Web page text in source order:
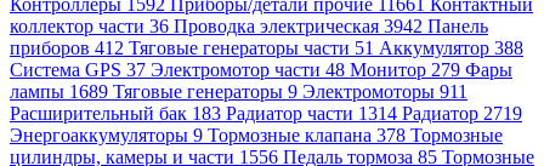
Контроллеры 1592 Приборы/детали прочие 11661 Контактный
коллектор части 36 Проводка электрическая 3942 Панель
приборов 412 Тяговые генераторы части 51 Аккумулятор 388
Система GPS 37 Электромотор части 48 Монитор 279 Фары
лампы 1689 Тяговые генераторы 9 Электромоторы 911
Расширительный бак 183 Радиатор части 1314 Радиатор 2719
Энергоаккумуляторы 9 Тормозные клапана 378 Тормозные
цилиндры, камеры и части 1556 Педаль тормоза 85 Тормозные